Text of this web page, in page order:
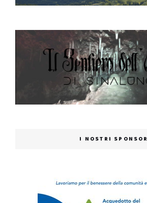
I NOSTRI SPONSOR